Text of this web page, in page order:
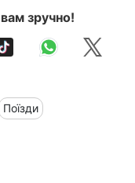
зручно!
Поїзди